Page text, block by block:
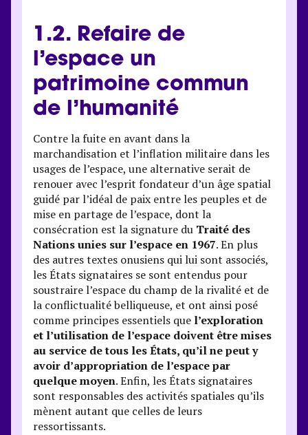
1.2. Refaire de
l’espace un
patrimoine commun
de l’humanité
Contre la fuite en avant dans la
marchandisation et l’inflation militaire dans les
usages de l’espace, une alternative serait de
renouer avec l’esprit fondateur d’un âge spatial
guidé par l’idéal de paix entre les peuples et de
mise en partage de l’espace, dont la
consécration est la signature du Traité des
Nations unies sur l’espace en 1967. En plus
des autres textes onusiens qui lui sont associés,
les États signataires se sont entendus pour
soustraire l’espace du champ de la rivalité et de
la conflictualité belliqueuse, et ont ainsi posé
comme principes essentiels que l’exploration
et l’utilisation de l’espace doivent être mises
au service de tous les États, qu’il ne peut y
avoir d’appropriation de l’espace par
quelque moyen. Enfin, les États signataires
sont responsables des activités spatiales qu’ils
mènent autant que celles de leurs
ressortissants.